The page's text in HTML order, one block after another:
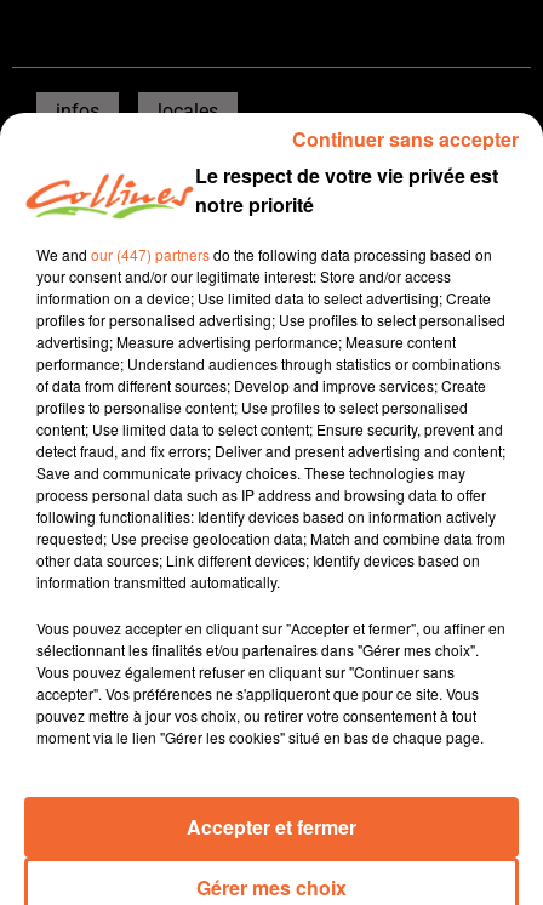
infos locales
13 juin 2024 - 15 min 19 sec
JOURNAL DU JEUDI 13 JUIN (SOIR)
Patrice Bémanangy
L'info près de chez vous
Présenté par Patrice Bémanangy
La journée mondiale des donneurs de sang ce 14 Juin.
A l’approche des grandes vacances, c’est le moment
idéal pour mobiliser.
Le Cap Métiers Tour Nouvelle-Aquitaine fait étape cette
semaine à la Cité Scolaire Genevoix-Signoret-Vinci de
Bressuire en présence ce matin de la Rectrice de
l'Académie Bénédicte Robert ( photo ).
Les avis étaient unanimes hier soir pour saluer la
habitat regroupé qui vient de faire l'objet d'une nouvelle
convention tripartite.
Le conservatoire Tyndo de Thouars offre un week-end
musical exceptionnel et gratuit avec pas moins de 3
ce samedi notamment avec un match de gala entre les
anciens joueurs et les actuels.
Le respect de votre vie privée est
notre priorité
We and our (447) partnersdo the following data processing based on
your consent and/or our legitimate interest: Store and/or access
information on a device; Use limited data to select advertising; Create
profiles for personalised advertising; Use profiles to select personalised
advertising; Measure advertising performance; Measure content
performance; Understand audiences through statistics or combinations
of data from different sources; Develop and improve services; Create
profiles to personalise content; Use profiles to select personalised
content; Use limited data to select content; Ensure security, prevent and
detect fraud, and fix errors; Deliver and present advertising and content;
Save and communicate privacy choices. These technologies may
process personal data such as IP address and browsing data to offer
following functionalities: Identify devices based on information actively
requested; Use precise geolocation data; Match and combine data from
other data sources; Link different devices; Identify devices based on
information transmitted automatically.
Vous pouvez accepter en cliquant sur "Accepter et fermer", ou affiner en
sélectionnant les finalités et/ou partenaires dans "Gérer mes choix".
Vous pouvez également refuser en cliquant sur "Continuer sans
accepter". Vos préférences ne s'appliqueront que pour ce site. Vous
pouvez mettre à jour vos choix, ou retirer votre consentement à tout
moment via le lien "Gérer les cookies" situé en bas de chaque page.
Gérer mes choix
Accepter et fermer
Continuer sans accepter